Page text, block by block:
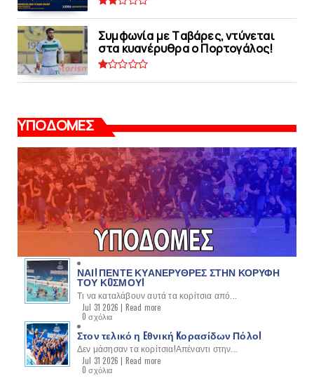
Συμφωνία με Tαβάρες, ντύνεται
στα κυανέρυθρα ο Πορτογάλος!
ΥΠΟΔΟΜΕΣ
ΝΑΙ! ΠΕΝΤΕ ΚΥΑΝΕΡΥΘΡΕΣ ΣΤΗΝ ΚΟΡΥΦΗ
ΤΟΥ ΚOΣΜΟΥ!
Τι να καταλάβουν αυτά τα κορίτσια από...
Jul 31 2026 | Read more
0 σχόλια
Στον τελικό η Eθνική Kορασίδων Πόλο!
Δεν μάσησαν τα κορίτσια!Απέναντι στην...
Jul 31 2026 | Read more
0 σχόλια